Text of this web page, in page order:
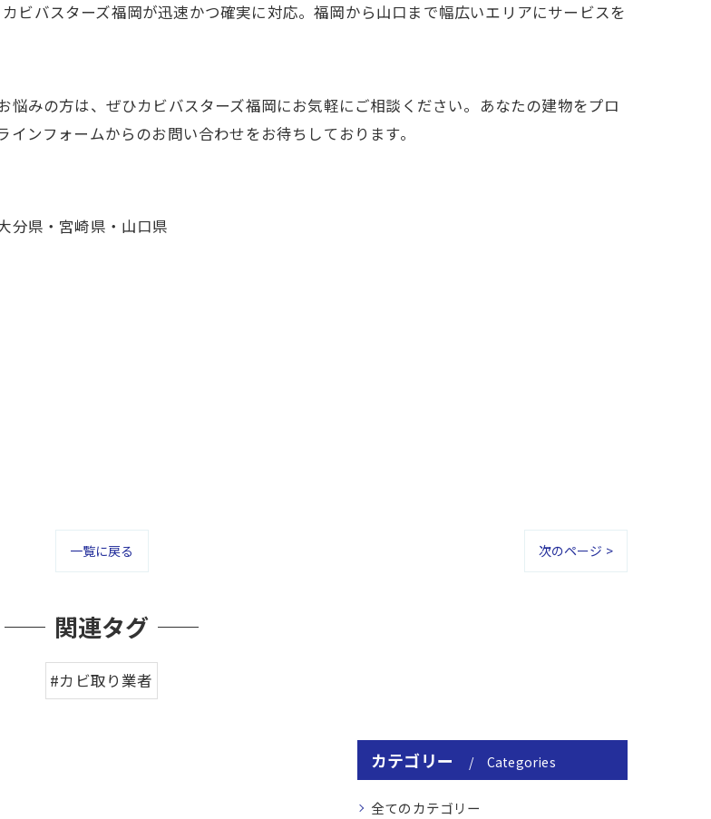
ビバスターズ福岡が迅速かつ確実に対応。福岡から山口まで幅広いエリアにサービスを
みの方は、ぜひカビバスターズ福岡にお気軽にご相談ください。あなたの建物をプロ
ンフォームからのお問い合わせをお待ちしております。
分県・宮崎県・山口県
一覧に戻る 次のページ >
関連タグ
#カビ取り業者
カテゴリー Categories
全てのカテゴリー